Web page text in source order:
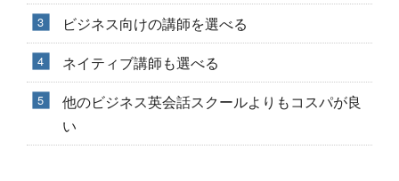
ビジネス向けの講師を選べる
ネイティブ講師も選べる
他のビジネス英会話スクールよりもコスパが良
い